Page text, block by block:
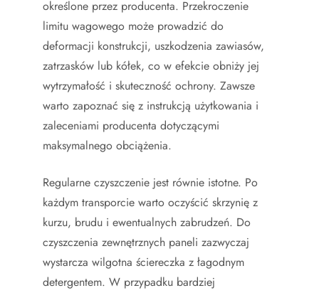
określone przez producenta. Przekroczenie
limitu wagowego może prowadzić do
deformacji konstrukcji, uszkodzenia zawiasów,
zatrzasków lub kółek, co w efekcie obniży jej
wytrzymałość i skuteczność ochrony. Zawsze
warto zapoznać się z instrukcją użytkowania i
zaleceniami producenta dotyczącymi
maksymalnego obciążenia.
Regularne czyszczenie jest równie istotne. Po
każdym transporcie warto oczyścić skrzynię z
kurzu, brudu i ewentualnych zabrudzeń. Do
czyszczenia zewnętrznych paneli zazwyczaj
wystarcza wilgotna ściereczka z łagodnym
detergentem. W przypadku bardziej